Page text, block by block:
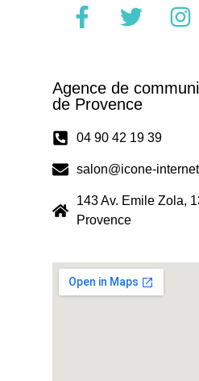
Agence de
de Provence
04 90 42 19 39
salon@icone-
143 Av. Emile Zola,
Provence